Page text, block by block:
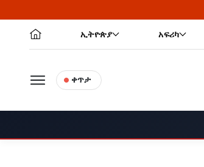
ኢትዮጵያ አፍሪካ
ቀጥታ